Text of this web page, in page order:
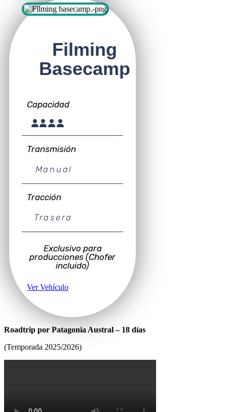
Filming
Basecamp
Capacidad
Transmisión
Manual
Tracción
Trasera
Exclusivo para
producciones (Chofer
incluido)
Ver Vehículo
Roadtrip por Patagonia Austral – 18 días
(Temporada 2025/2026)